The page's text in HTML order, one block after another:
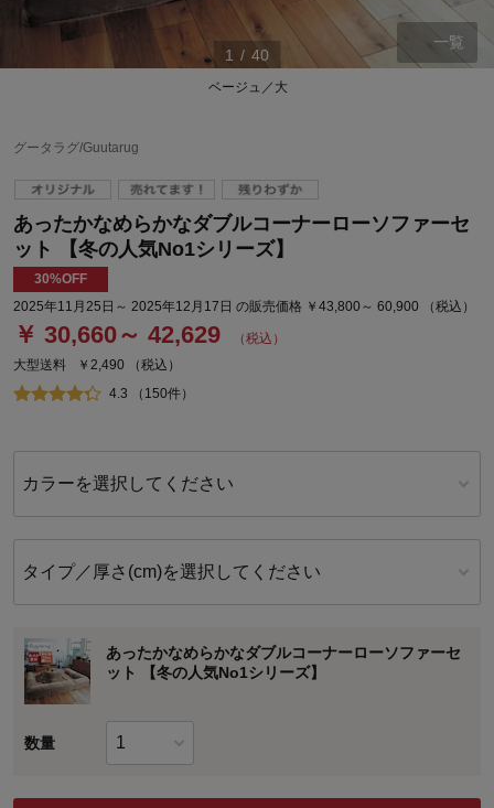
ベージュ／大
1 / 40
一覧
グータラグ/Guutarug
あったかなめらかなダブルコーナーローソファーセ
ット 【冬の人気No1シリーズ】
30%OFF
2025年11月25日～ 2025年12月17日 の販売価格 ￥43,800～ 60,900 （税込）
￥ 30,660～ 42,629
（税込）
大型送料
￥2,490
（税込）
4.3 （150件）
カラーを選択してください
タイプ／厚さ(cm)を選択してください
あったかなめらかなダブルコーナーローソファーセ
ット 【冬の人気No1シリーズ】
数量